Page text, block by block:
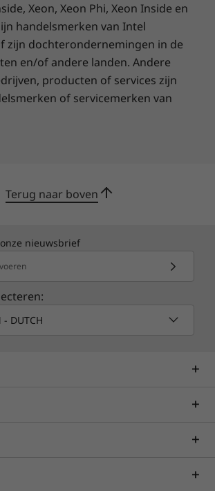
Professional Services van Lenovo,
een aanvullende
service op maat voor het
assortiment, zodat je alles kunt
geavanceerde
De ThinkSmart
wordt geleverd met Premier
en arbeid voor werkverzoeken
kunnen verschillen per regio/model.
apparaat voor jezelf waarmee je
Xeon, Xeon Phi, Xeon Inside en
handelsmerken van Intel
zijn dochterondernemingen in de
en/of andere landen. Andere
producten of services zijn
of servicemerken van
Terug naar boven
nieuwsbrief
- DUTCH